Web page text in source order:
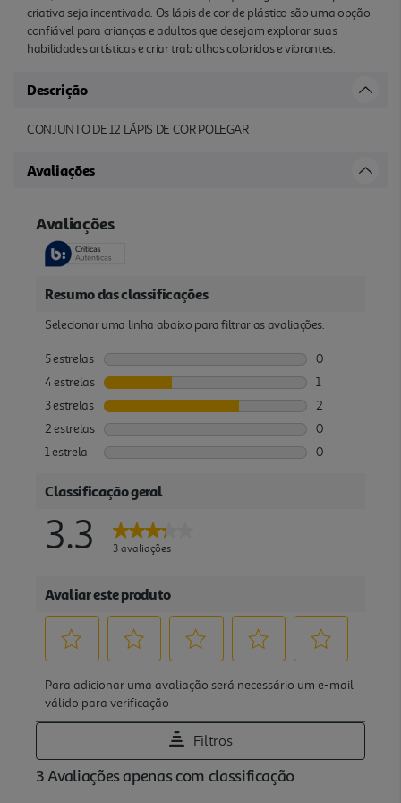
criativa seja incentivada. Os lápis de cor de plástico são uma opção
confiável para crianças e adultos que desejam explorar suas
habilidades artísticas e criar trab alhos coloridos e vibrantes.
Descrição
CONJUNTO DE 12 LÁPIS DE COR POLEGAR
Avaliações